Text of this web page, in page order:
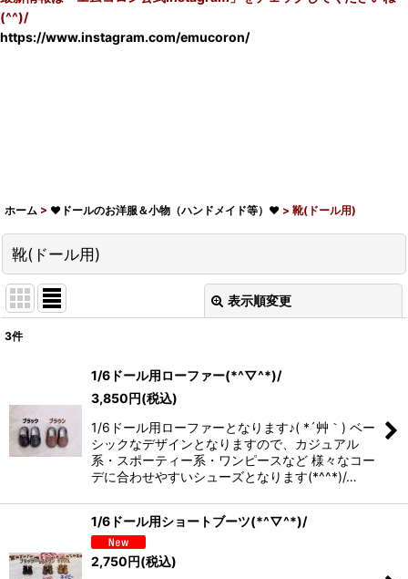
(^^)/
https://www.instagram.com/emucoron/
ホーム > ♥ドールのお洋服＆小物（ハンドメイド等）♥ > 靴(ドール用)
靴(ドール用)
表示順変更
並び順:
絞り込む
3件
1/6ドール用ローファー(*^▽^*)/
3,850円(税込)
1/6ドール用ローファーとなります♪( *´艸｀) ベー
シックなデザインとなりますので、カジュアル
系・スポーティー系・ワンピースなど 様々なコー
デに合わせやすいシューズとなります(*^^*)/…
1/6ドール用ショートブーツ(*^▽^*)/
2,750円(税込)